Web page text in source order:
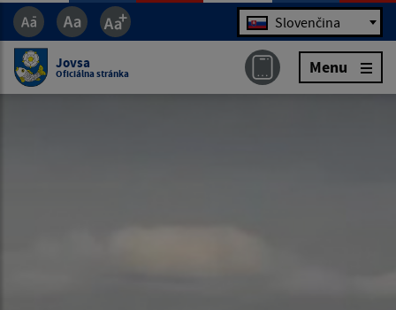
Jazyk Slovenčina
Jovsa
Oficiálna stránka Menu